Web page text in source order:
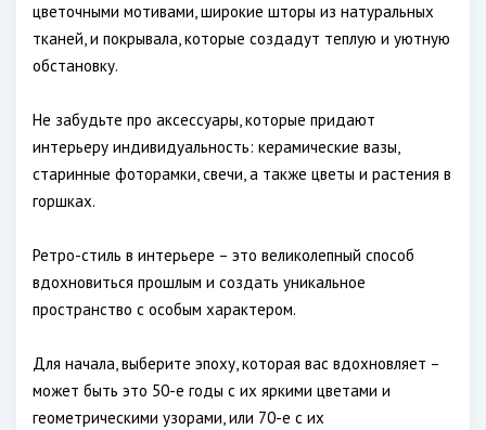
цветочными мотивами, широкие шторы из натуральных
тканей, и покрывала, которые создадут теплую и уютную
обстановку.
Не забудьте про аксессуары, которые придают
интерьеру индивидуальность: керамические вазы,
старинные фоторамки, свечи, а также цветы и растения в
горшках.
Ретро-стиль в интерьере – это великолепный способ
вдохновиться прошлым и создать уникальное
пространство с особым характером.
Для начала, выберите эпоху, которая вас вдохновляет –
может быть это 50-е годы с их яркими цветами и
геометрическими узорами, или 70-е с их